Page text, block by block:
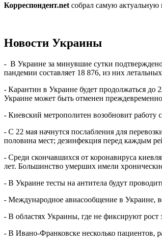
Корреспондент.net собрал самую
Новости Украины
- В Украине за минувшие сутки
пандемии составляет 18 876, из них
- Карантин в Украине будет продолжаться
Украине может быть отменен
- Киевский метрополитен возобновит работу
- С 22 мая начнутся послабления для
половина мест; дезинфекция перед каждым
- Среди скончавшихся от коронавируса
лет. Большинство умерших имели
- В Украине тесты на антитела будут
- Международное авиасообщение в Украине,
- В областях Украины, где не фиксируют рост
- В Ивано-Франковске несколько пациентов,